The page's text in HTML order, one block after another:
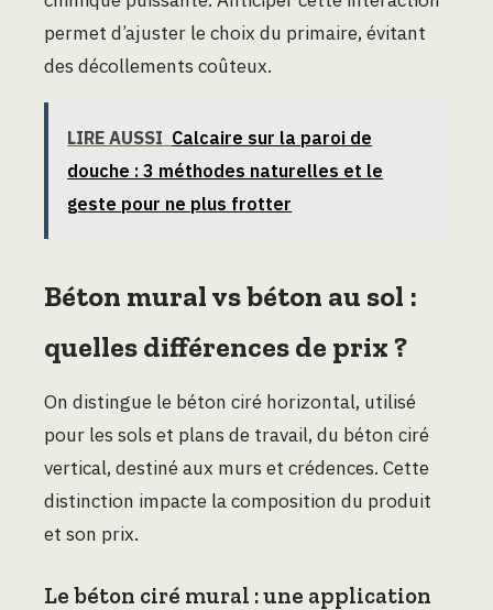
permet d’ajuster le choix du primaire, évitant
des décollements coûteux.
LIRE AUSSI Calcaire sur la paroi de
douche : 3 méthodes naturelles et le
geste pour ne plus frotter
Béton mural vs béton au sol :
quelles différences de prix ?
On distingue le béton ciré horizontal, utilisé
pour les sols et plans de travail, du béton ciré
vertical, destiné aux murs et crédences. Cette
distinction impacte la composition du produit
et son prix.
Le béton ciré mural : une application